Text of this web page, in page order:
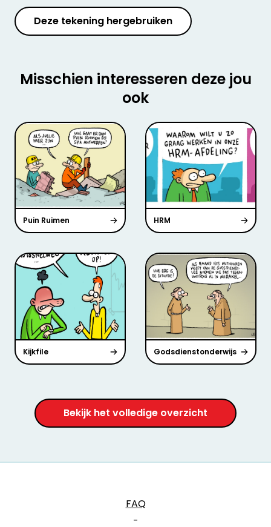
Deze tekening hergebruiken
Misschien interesseren deze jou
ook
Puin Ruimen HRM
Kijkfile Godsdienstonderwijs
Bekijk het volledige overzicht
FAQ
-